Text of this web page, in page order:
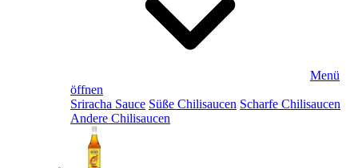
Menü
öffnen
Sriracha Sauce Süße Chilisaucen Scharfe Chilisaucen
Andere Chilisaucen